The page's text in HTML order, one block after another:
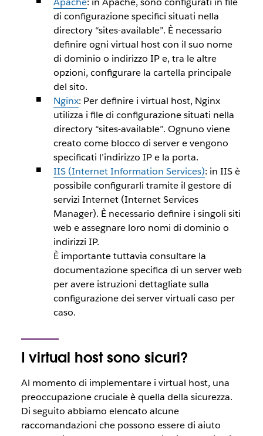
di configurazione specifici situati nella
directory “sites-available”. È necessario
definire ogni virtual host con il suo nome
di dominio o indirizzo IP e, tra le altre
opzioni, configurare la cartella principale
del sito.
Nginx: Per definire i virtual host, Nginx
utilizza i file di configurazione situati nella
directory “sites-available”. Ognuno viene
creato come blocco di server e vengono
specificati l’indirizzo IP e la porta.
IIS (Internet Information Services): in IIS è
possibile configurarli tramite il gestore di
servizi Internet (Internet Services
Manager). È necessario definire i singoli siti
web e assegnare loro nomi di dominio o
indirizzi IP.
È importante tuttavia consultare la
documentazione specifica di un server web
per avere istruzioni dettagliate sulla
configurazione dei server virtuali caso per
caso.
I virtual host sono sicuri?
Al momento di implementare i virtual host, una
preoccupazione cruciale è quella della sicurezza.
Di seguito abbiamo elencato alcune
raccomandazioni che possono essere di aiuto